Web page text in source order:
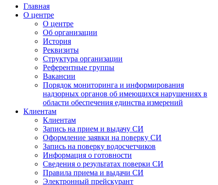
Главная
О центре
О центре
Об организации
История
Реквизиты
Структура организации
Референтные группы
Вакансии
Порядок мониторинга и информирования
надзорных органов об имеющихся нарушениях в
области обеспечения единства измерений
Клиентам
Клиентам
Запись на прием и выдачу СИ
Оформление заявки на поверку СИ
Запись на поверку водосчетчиков
Информация о готовности
Сведения о результатах поверки СИ
Правила приема и выдачи СИ
Электронный прейскурант